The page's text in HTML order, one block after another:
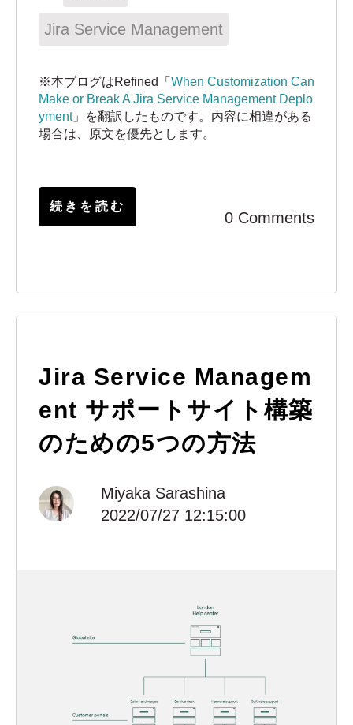
Jira Service Management
※本ブログはRefined「 When Customization Can
Make or Break A Jira Service Management Deplo
yment」を翻訳したものです。内容に相違がある
場合は、原文を優先とします。
続きを読む
0 Comments
Jira Service Managem
ent サポートサイト構築
のための5つの方法
Miyaka Sarashina
2022/07/27 12:15:00